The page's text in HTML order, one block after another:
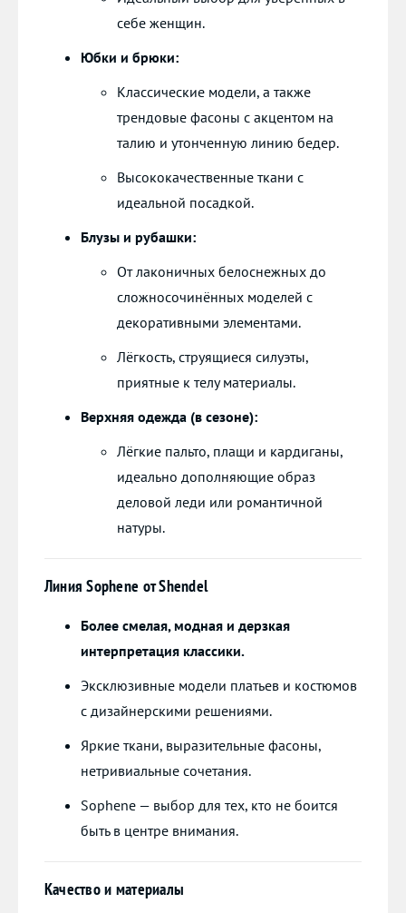
себе женщин.
Юбки и брюки:
Классические модели, а также
трендовые фасоны с акцентом на
талию и утонченную линию бедер.
Высококачественные ткани с
идеальной посадкой.
Блузы и рубашки:
От лаконичных белоснежных до
сложносочинённых моделей с
декоративными элементами.
Лёгкость, струящиеся силуэты,
приятные к телу материалы.
Верхняя одежда (в сезоне):
Лёгкие пальто, плащи и кардиганы,
идеально дополняющие образ
деловой леди или романтичной
натуры.
Линия Sophene от Shendel
Более смелая, модная и дерзкая
интерпретация классики.
Эксклюзивные модели платьев и костюмов
с дизайнерскими решениями.
Яркие ткани, выразительные фасоны,
нетривиальные сочетания.
Sophene — выбор для тех, кто не боится
быть в центре внимания.
Качество и материалы